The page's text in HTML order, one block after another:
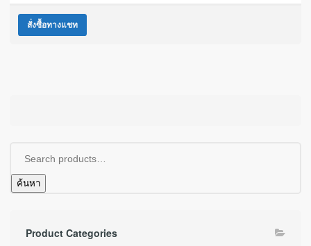
สั่งซื้อทางแชท
ค้นหา
Product Categories